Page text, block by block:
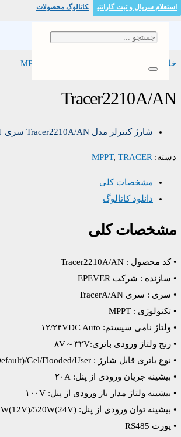
استعلام سریال و ثبت گارانتی کاتالوگ محصولات
خانه MPPT
Tracer2210A/AN
شارژ کنترلر مدل Tracer2210A/AN سری MPPT برند EPEVER
دسته: MPPT, TRACER
مشخصات کلی
دانلود کاتالوگ
مشخصات کلی
• کد محصول : Tracer2210A/AN
• سازنده : شرکت EPEVER
• سری : سری TracerA/AN
• تکنولوژی : MPPT
• ولتاژ نامی سیستم: ۱۲/۲۴VDC Auto
• رنج ولتاژ ورودی باتری:۸V～۳۲V
• نوع باتری قابل شارژ : Sealed(Default)/Gel/Flooded/User
• بیشینه جریان ورودی از پنل: ۲۰A
• بیشینه ولتاژ مدار باز ورودی از پنل: ۱۰۰V
• بیشینه توان ورودی از پنل: ۲۶۰W(12V)/520W(24V)
• پورت RS485